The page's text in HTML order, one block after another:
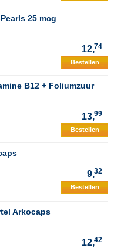
25 mcg
12,74
Bestellen
B12 + Foliumzuur
13,99
Bestellen
9,32
Bestellen
Arkocaps
12,42